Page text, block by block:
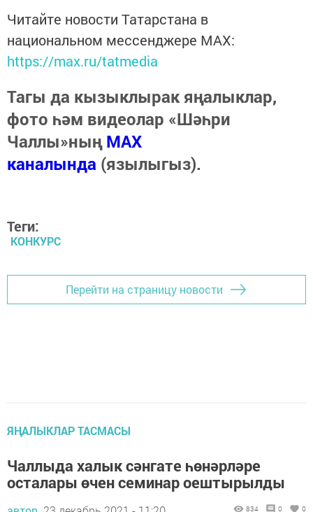
Читайте новости Татарстана в
национальном мессенджере MАХ:
https://max.ru/tatmedia
Тагы да кызыклырак яңалыклар,
фото һәм видеолар «Шәһри
Чаллы»ныңMAX
каналында (язылыгыз).
Теги:
КОНКУРС
Перейти на страницу новости
ЯҢАЛЫКЛАР ТАСМАСЫ
Чаллыда халык сәнгате һөнәрләре
осталары өчен семинар оештырылды
834 0 0